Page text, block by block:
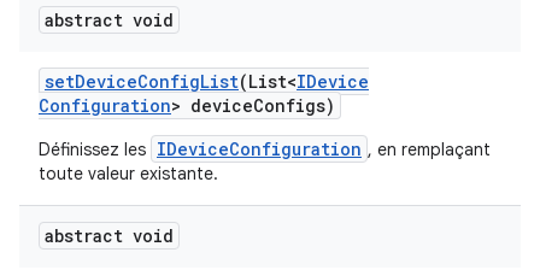
abstract void
setDeviceConfigList(List<IDevice
Configuration> deviceConfigs)
Définissez les IDeviceConfiguration , en remplaçant
toute valeur existante.
abstract void